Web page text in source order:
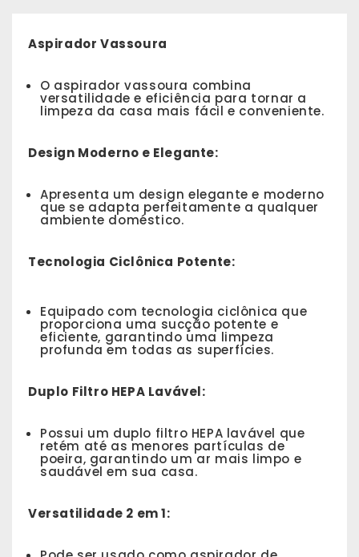
Aspirador Vassoura
O aspirador vassoura combina
versatilidade e eficiência para tornar a
limpeza da casa mais fácil e conveniente.
Design Moderno e Elegante:
Apresenta um design elegante e moderno
que se adapta perfeitamente a qualquer
ambiente doméstico.
Tecnologia Ciclônica Potente:
Equipado com tecnologia ciclônica que
proporciona uma sucção potente e
eficiente, garantindo uma limpeza
profunda em todas as superfícies.
Duplo Filtro HEPA Lavável:
Possui um duplo filtro HEPA lavável que
retém até as menores partículas de
poeira, garantindo um ar mais limpo e
saudável em sua casa.
Versatilidade 2 em 1: